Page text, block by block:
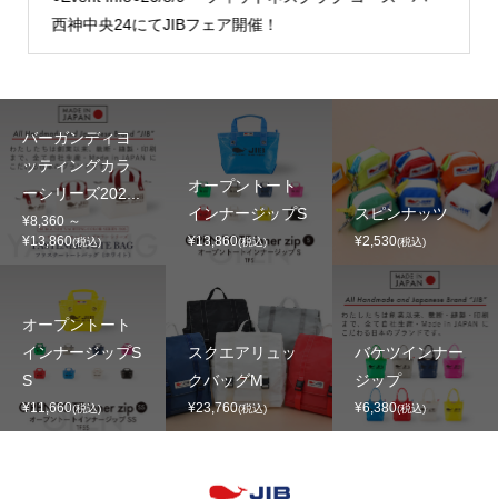
西神中央24にてJIBフェア開催！
バーガンディヨ
ッティングカラ
ーシリーズ202...
¥8,360 ～
¥13,860(税込)
オープントート
インナージップS
¥13,860(税込)
スピンナッツ
¥2,530(税込)
オープントート
インナージップS
S
¥11,660(税込)
スクエアリュッ
クバッグM
¥23,760(税込)
バケツインナー
ジップ
¥6,380(税込)